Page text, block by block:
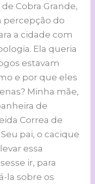
Cobra Grande,
percepção do
a cidade com
Ela queria
estavam
e por que eles
Minha mãe,
de
Correa de
pai, o cacique
essa
ir, para
la sobre os